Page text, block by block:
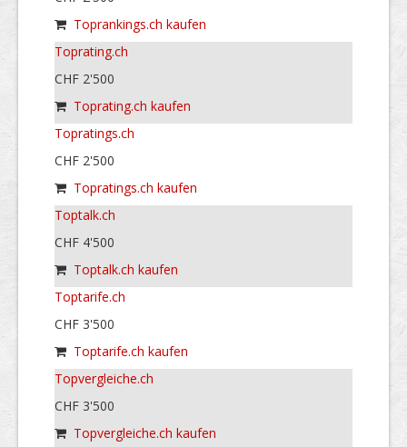
Toprankings.ch kaufen
Toprating.ch
CHF 2'500
Toprating.ch kaufen
Topratings.ch
CHF 2'500
Topratings.ch kaufen
Toptalk.ch
CHF 4'500
Toptalk.ch kaufen
Toptarife.ch
CHF 3'500
Toptarife.ch kaufen
Topvergleiche.ch
CHF 3'500
Topvergleiche.ch kaufen